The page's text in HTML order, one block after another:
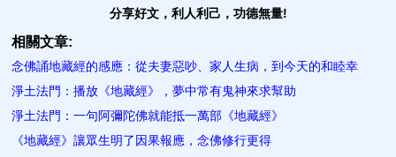
分享好文，利人利己，功德無量!
相關文章:
念佛誦地藏經的感應：從夫妻惡吵、家人生病，到今天的和睦幸
淨土法門：播放《地藏經》，夢中常有鬼神來求幫助
淨土法門：一句阿彌陀佛就能抵一萬部《地藏經》
《地藏經》讓眾生明了因果報應​，念佛修行更得